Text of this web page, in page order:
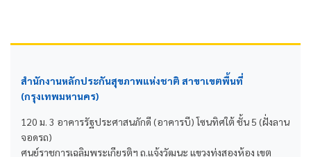
สำนักงานหลักประกันสุขภาพแห่งชาติ สาขาเขตพื้นที่
(กรุงเทพมหานคร)
120 ม. 3 อาคารรัฐประศาสนภักดี (อาคารบี) โซนทิศใต้ ชั้น 5 (ฝั่งลาน
จอดรถ)
ศูนย์ราชการเฉลิมพระเกียรติฯ ถ.แจ้งวัฒนะ แขวงทุ่งสองห้อง เขต